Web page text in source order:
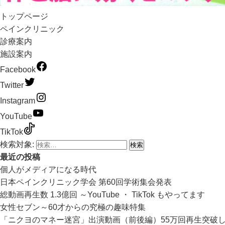
トップページ
ペインクリニック
診療案内
施設案内
Facebook
Twitter
Instagram
YouTube
TikTok
検索対象:
最近の投稿
個人がメディアになる時代
日本ペインクリニック学会 第60回学術集会発表
総動画再生数 1.3億回 ～YouTube ・ TikTok もやってます
女性セブン～60才からの究極の趣味特集
「ニクヨのマネー迷宮」出演動画（前後編）55万回再生突破